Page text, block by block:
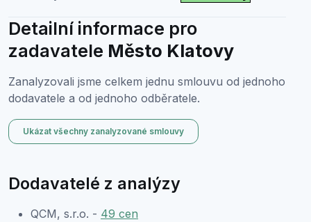
Detailní informace pro
zadavatele Město Klatovy
Zanalyzovali jsme celkem jednu smlouvu od jednoho
dodavatele a od jednoho odběratele.
Ukázat všechny zanalyzované smlouvy
Dodavatelé z analýzy
QCM, s.r.o. - 49 cen